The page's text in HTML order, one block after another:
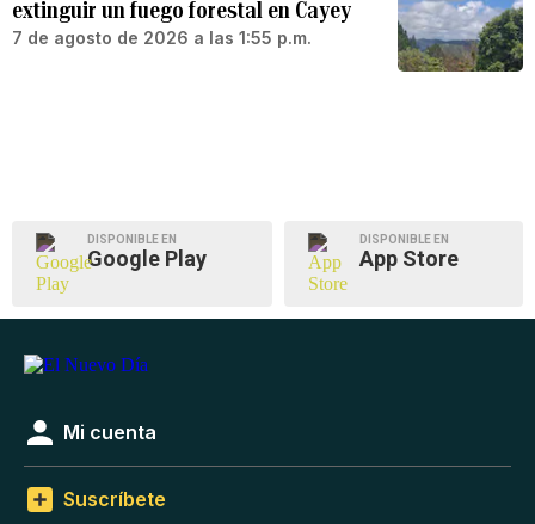
extinguir un fuego forestal en Cayey
7 de agosto de 2026 a las 1:55 p.m.
DISPONIBLE EN
Google Play
DISPONIBLE EN
App Store
Mi cuenta
Suscríbete